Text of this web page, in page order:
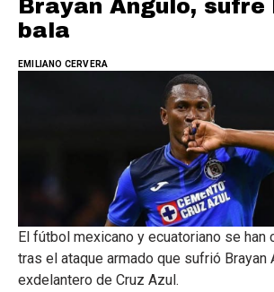
Brayan Angulo, sufre
bala
EMILIANO CERVERA
El fútbol mexicano y ecuatoriano se han
tras el ataque armado que sufrió Brayan
exdelantero de Cruz Azul.